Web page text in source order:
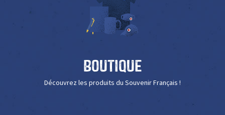
Boutique
Découvrez les produits du Souvenir Français !